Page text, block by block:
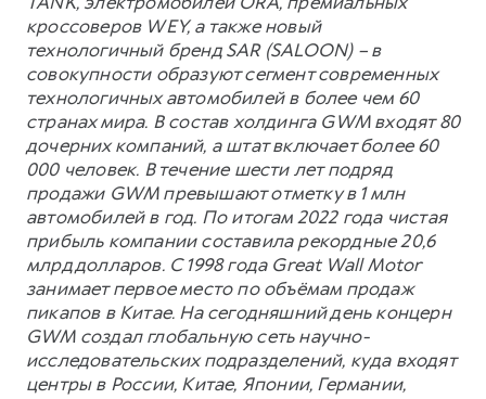
кроссоверов WEY, а также новый
технологичный бренд SAR (SALOON) – в
совокупности образуют сегмент современных
технологичных автомобилей в более чем 60
странах мира. В состав холдинга GWM входят 80
дочерних компаний, а штат включает более 60
000 человек. В течение шести лет подряд
продажи GWM превышают отметку в 1 млн
автомобилей в год. По итогам 2022 года чистая
прибыль компании составила рекордные 20,6
млрд долларов. С 1998 года Great Wall Motor
занимает первое место по объёмам продаж
пикапов в Китае. На сегодняшний день концерн
GWM создал глобальную сеть научно-
исследовательских подразделений, куда входят
центры в России, Китае, Японии, Германии,